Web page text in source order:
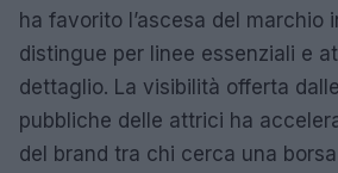
ha favorito l’ascesa del marchio
distingue per linee essenziali e
dettaglio. La visibilità offerta
pubbliche delle attrici ha
del brand tra chi cerca una borsa